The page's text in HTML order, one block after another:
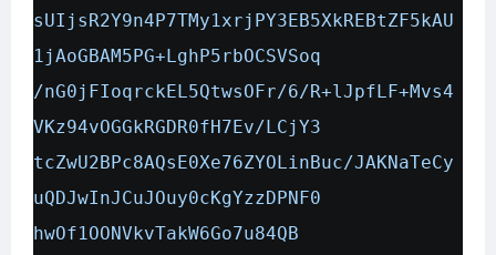
sUIjsR2Y9n4P7TMy1xrjPY3EB5XkREBtZF5kAU
1jAoGBAM5PG+LghP5rbOCSVSoq
/nG0jFIoqrckEL5QtwsOFr/6/R+lJpfLF+Mvs4
VKz94vOGGkRGDR0fH7Ev/LCjY3
tcZwU2BPc8AQsE0Xe76ZYOLinBuc/JAKNaTeCy
uQDJwInJCuJOuy0cKgYzzDPNF0
hwOf1OONVkvTakW6Go7u84QB